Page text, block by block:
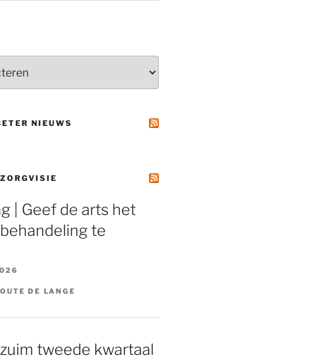
NIEUWS
| Geef de arts het
te
DE LANGE
tweede kwartaal